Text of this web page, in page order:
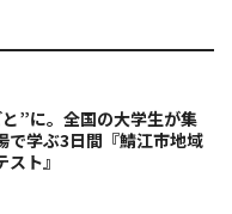
”に。全国の大学生が集
で学ぶ3日間『鯖江市地域
ト』